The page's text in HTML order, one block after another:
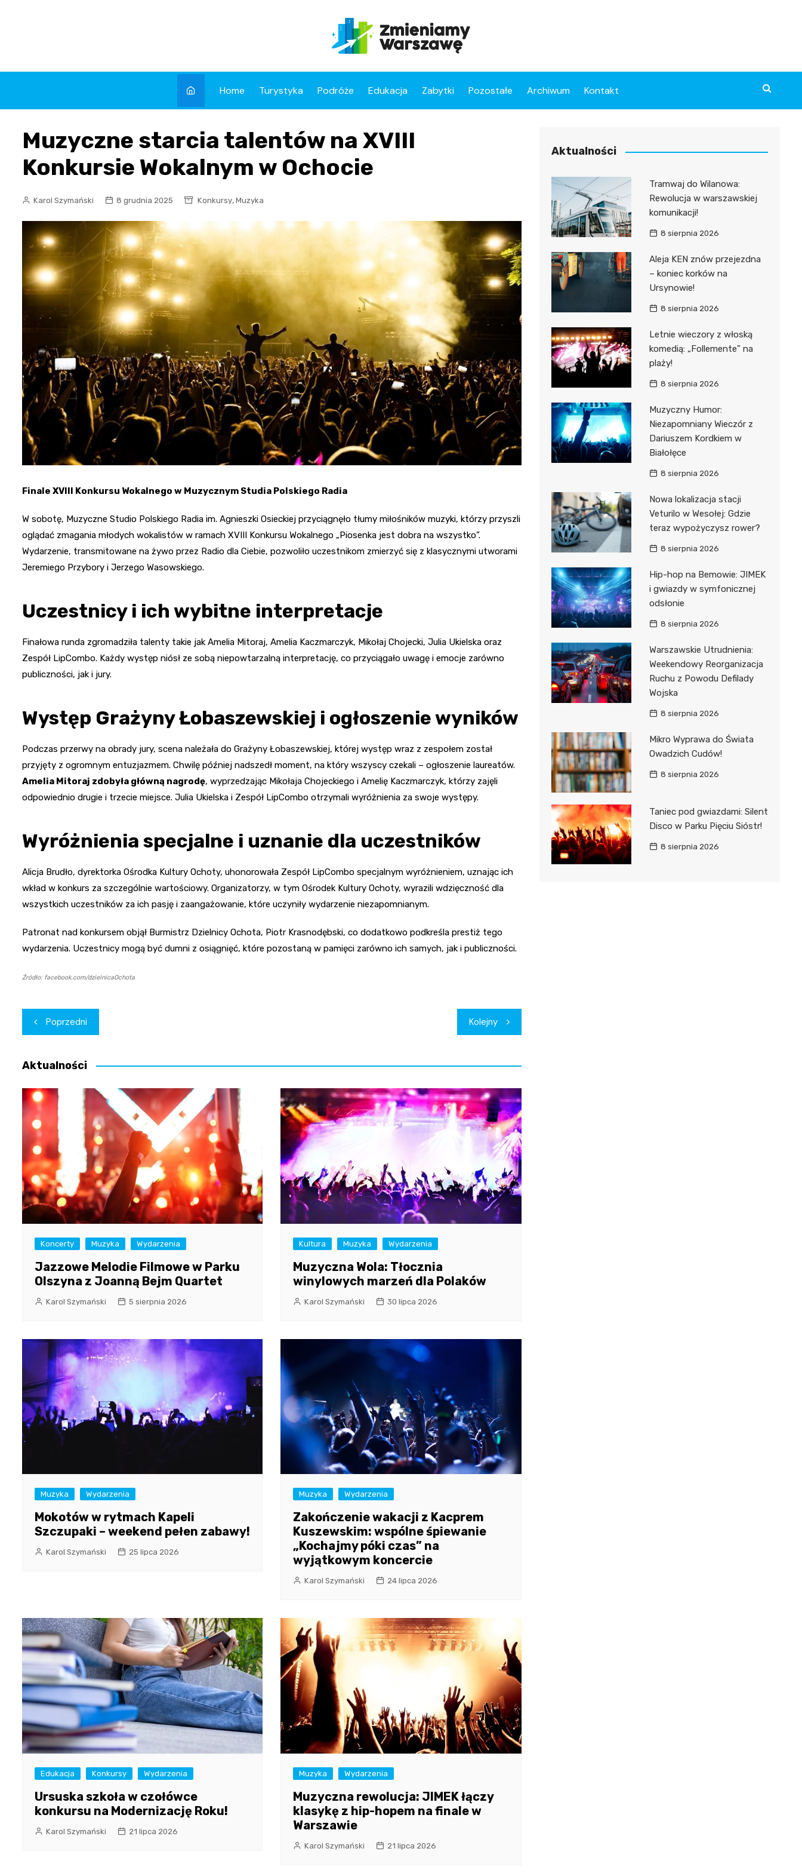
Home Turystyka Podróże Edukacja Zabytki Pozostałe Archiwum Kontakt
Muzyczne starcia talentów na XVIII
Konkursie Wokalnym w Ochocie
Karol Szymański 8 grudnia 2025 Konkursy, Muzyka
Finale XVIII Konkursu Wokalnego w Muzycznym Studia Polskiego Radia
W sobotę, Muzyczne Studio Polskiego Radia im. Agnieszki Osieckiej przyciągnęło tłumy miłośników muzyki, którzy przyszli
oglądać zmagania młodych wokalistów w ramach XVIII Konkursu Wokalnego „Piosenka jest dobra na wszystko”.
Wydarzenie, transmitowane na żywo przez Radio dla Ciebie, pozwoliło uczestnikom zmierzyć się z klasycznymi utworami
Jeremiego Przybory i Jerzego Wasowskiego.
Uczestnicy i ich wybitne interpretacje
Finałowa runda zgromadziła talenty takie jak Amelia Mitoraj, Amelia Kaczmarczyk, Mikołaj Chojecki, Julia Ukielska oraz
Zespół LipCombo. Każdy występ niósł ze sobą niepowtarzalną interpretację, co przyciągało uwagę i emocje zarówno
publiczności, jak i jury.
Występ Grażyny Łobaszewskiej i ogłoszenie wyników
Podczas przerwy na obrady jury, scena należała do Grażyny Łobaszewskiej, której występ wraz z zespołem został
przyjęty z ogromnym entuzjazmem. Chwilę później nadszedł moment, na który wszyscy czekali – ogłoszenie laureatów.
Amelia Mitoraj zdobyła główną nagrodę, wyprzedzając Mikołaja Chojeckiego i Amelię Kaczmarczyk, którzy zajęli
odpowiednio drugie i trzecie miejsce. Julia Ukielska i Zespół LipCombo otrzymali wyróżnienia za swoje występy.
Wyróżnienia specjalne i uznanie dla uczestników
Alicja Brudło, dyrektorka Ośrodka Kultury Ochoty, uhonorowała Zespół LipCombo specjalnym wyróżnieniem, uznając ich
wkład w konkurs za szczególnie wartościowy. Organizatorzy, w tym Ośrodek Kultury Ochoty, wyrazili wdzięczność dla
wszystkich uczestników za ich pasję i zaangażowanie, które uczyniły wydarzenie niezapomnianym.
Patronat nad konkursem objął Burmistrz Dzielnicy Ochota, Piotr Krasnodębski, co dodatkowo podkreśla prestiż tego
wydarzenia. Uczestnicy mogą być dumni z osiągnięć, które pozostaną w pamięci zarówno ich samych, jak i publiczności.
Źródło: facebook.com/dzielnicaOchota
Nawigacja
wpisu
Poprzedni Kolejny
Aktualności
Koncerty Muzyka Wydarzenia
Jazzowe Melodie Filmowe w Parku
Olszyna z Joanną Bejm Quartet
Karol Szymański 5 sierpnia 2026
Kultura Muzyka Wydarzenia
Muzyczna Wola: Tłocznia
winylowych marzeń dla Polaków
Karol Szymański 30 lipca 2026
Muzyka Wydarzenia
Mokotów w rytmach Kapeli
Szczupaki – weekend pełen zabawy!
Karol Szymański 25 lipca 2026
Muzyka Wydarzenia
Zakończenie wakacji z Kacprem
Kuszewskim: wspólne śpiewanie
„Kochajmy póki czas” na
wyjątkowym koncercie
Karol Szymański 24 lipca 2026
Edukacja Konkursy Wydarzenia
Ursuska szkoła w czołówce
konkursu na Modernizację Roku!
Karol Szymański 21 lipca 2026
Muzyka Wydarzenia
Muzyczna rewolucja: JIMEK łączy
klasykę z hip-hopem na finale w
Warszawie
Karol Szymański 21 lipca 2026
Aktualności
Tramwaj do Wilanowa:
Rewolucja w warszawskiej
komunikacji!
8 sierpnia 2026
Aleja KEN znów przejezdna
– koniec korków na
Ursynowie!
8 sierpnia 2026
Letnie wieczory z włoską
komedią: „Follemente” na
plaży!
8 sierpnia 2026
Muzyczny Humor:
Niezapomniany Wieczór z
Dariuszem Kordkiem w
Białołęce
8 sierpnia 2026
Nowa lokalizacja stacji
Veturilo w Wesołej: Gdzie
teraz wypożyczysz rower?
8 sierpnia 2026
Hip-hop na Bemowie: JIMEK
i gwiazdy w symfonicznej
odsłonie
8 sierpnia 2026
Warszawskie Utrudnienia:
Weekendowy Reorganizacja
Ruchu z Powodu Defilady
Wojska
8 sierpnia 2026
Mikro Wyprawa do Świata
Owadzich Cudów!
8 sierpnia 2026
Taniec pod gwiazdami: Silent
Disco w Parku Pięciu Sióstr!
8 sierpnia 2026